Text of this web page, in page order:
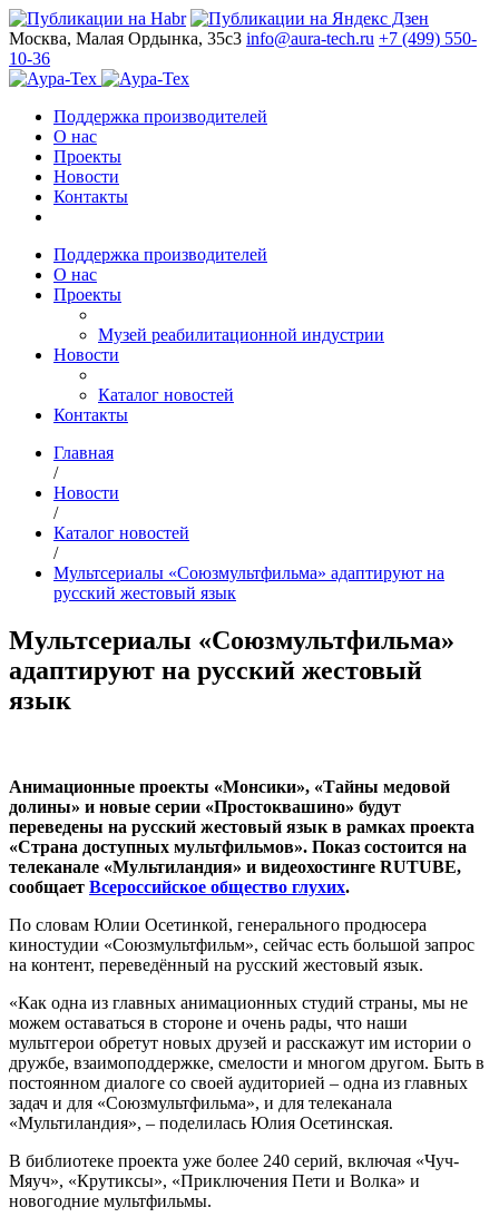
Москва, Малая Ордынка, 35с3 info@aura-tech.ru +7 (499) 550-
10-36
Поддержка производителей
О нас
Проекты
Новости
Контакты
Поддержка производителей
О нас
Проекты
Музей реабилитационной индустрии
Новости
Каталог новостей
Контакты
Главная
/
Новости
/
Каталог новостей
/
Мультсериалы «Союзмультфильма» адаптируют на
русский жестовый язык
Мультсериалы «Союзмультфильма»
адаптируют на русский жестовый
язык
Анимационные проекты «Монсики», «Тайны медовой
долины» и новые серии «Простоквашино» будут
переведены на русский жестовый язык в рамках проекта
«Страна доступных мультфильмов». Показ состоится на
телеканале «Мультиландия» и видеохостинге RUTUBE,
сообщает Всероссийское общество глухих.
По словам Юлии Осетинкой, генерального продюсера
киностудии «Союзмультфильм», сейчас есть большой запрос
на контент, переведённый на русский жестовый язык.
«Как одна из главных анимационных студий страны, мы не
можем оставаться в стороне и очень рады, что наши
мультгерои обретут новых друзей и расскажут им истории о
дружбе, взаимоподдержке, смелости и многом другом. Быть в
постоянном диалоге со своей аудиторией – одна из главных
задач и для «Союзмультфильма», и для телеканала
«Мультиландия», – поделилась Юлия Осетинская.
В библиотеке проекта уже более 240 серий, включая «Чуч-
Мяуч», «Крутиксы», «Приключения Пети и Волка» и
новогодние мультфильмы.